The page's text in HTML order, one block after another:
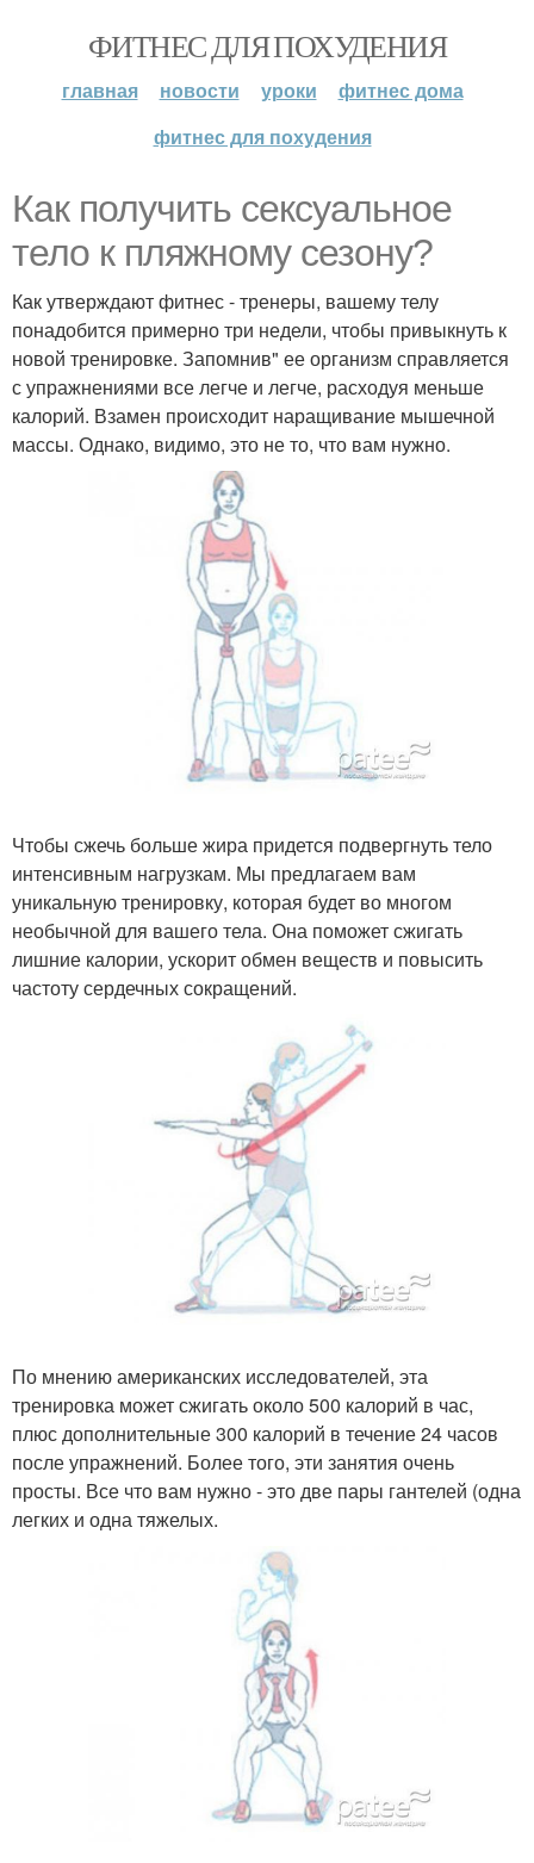
ФИТНЕС ДЛЯ ПОХУДЕНИЯ
главная новости уроки
фитнес дома
фитнес для похудения
Как получить сексуальное
тело к пляжному сезону?
Как утверждают фитнес - тренеры, вашему телу
понадобится примерно три недели, чтобы привыкнуть к
новой тренировке. Запомнив" ее организм справляется
с упражнениями все легче и легче, расходуя меньше
калорий. Взамен происходит наращивание мышечной
массы. Однако, видимо, это не то, что вам нужно.
Чтобы сжечь больше жира придется подвергнуть тело
интенсивным нагрузкам. Мы предлагаем вам
уникальную тренировку, которая будет во многом
необычной для вашего тела. Она поможет сжигать
лишние калории, ускорит обмен веществ и повысить
частоту сердечных сокращений.
По мнению американских исследователей, эта
тренировка может сжигать около 500 калорий в час,
плюс дополнительные 300 калорий в течение 24 часов
после упражнений. Более того, эти занятия очень
просты. Все что вам нужно - это две пары гантелей (одна
легких и одна тяжелых.